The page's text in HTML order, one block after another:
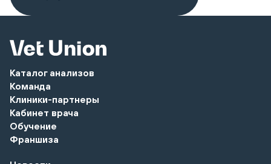
Каталог анализов
Команда
Клиники-партнеры
Кабинет врача
Обучение
Франшиза